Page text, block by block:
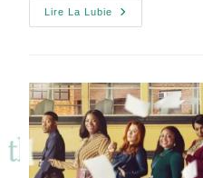
Lire La Lubie
ANATOMIE
D’UN
En
Cause
D’une
Existence
?